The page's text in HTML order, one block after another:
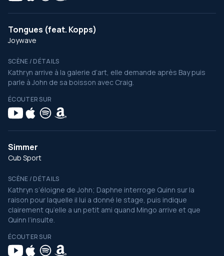
Tongues (feat. Kopps)
Joywave
SCÈNE / DÉTAILS
Kathryn arrive à la galerie d’art, elle demande après Bay puis
parle à John de sa boisson avec Craig.
ÉCOUTER SUR
Simmer
Cub Sport
SCÈNE / DÉTAILS
Kathryn s’éloigne de John; Daphne interroge Quinn sur la
raison pour laquelle il lui a donné le stage, puis indique
clairement qu’elle a un petit ami quand Mingo arrive et que
Quinn l’insulte.
ÉCOUTER SUR